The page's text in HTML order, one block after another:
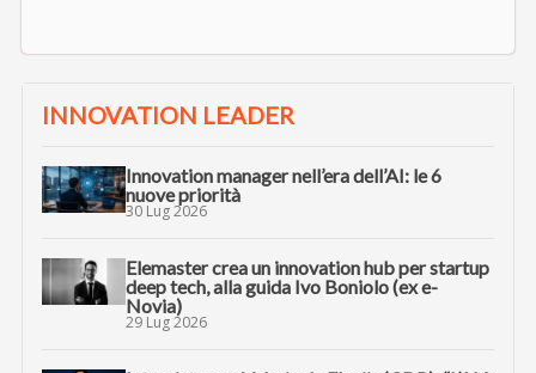
INNOVATION LEADER
Innovation manager nell’era dell’AI: le 6
nuove priorità
30 Lug 2026
Elemaster crea un innovation hub per startup
deep tech, alla guida Ivo Boniolo (ex e-
Novia)
29 Lug 2026